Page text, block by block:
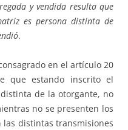
y vendida resulta que
es persona distinta de
.
en el artículo 20
que estando inscrito el
de la otorgante, no
no se presenten los
distintas transmisiones